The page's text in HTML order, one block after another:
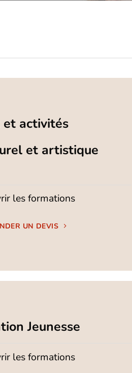
et activités
et artistique
les formations
UN DEVIS
Jeunesse
les formations